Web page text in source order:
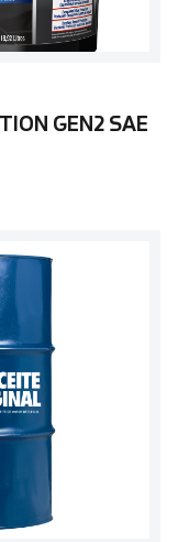
GEN2 SAE